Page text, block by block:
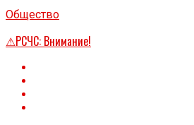
Общество
⚠РСЧС: Внимание!